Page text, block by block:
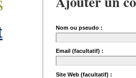
Nom ou pseudo :
Email (facultatif) :
Site Web (facultatif) :